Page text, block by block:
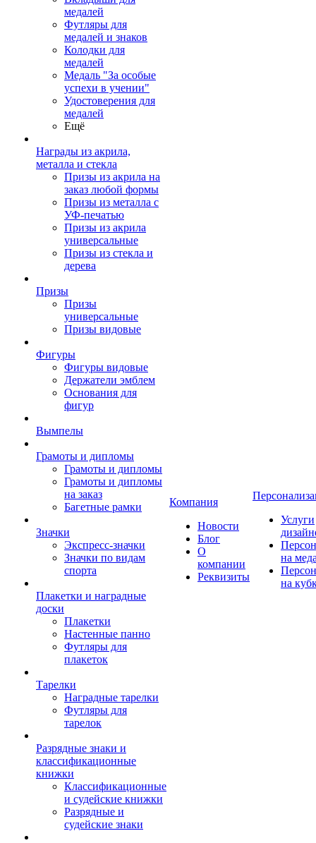
медалей
Футляры для
медалей и знаков
Колодки для
медалей
Медаль "За особые
успехи в учении"
Удостоверения для
медалей
Ещё
Награды из акрила,
металла и стекла
Призы из акрила на
заказ любой формы
Призы из металла с
УФ-печатью
Призы из акрила
универсальные
Призы из стекла и
дерева
Призы
Призы
универсальные
Призы видовые
Фигуры
Фигуры видовые
Держатели эмблем
Основания для
фигур
Вымпелы
Грамоты и дипломы
Грамоты и дипломы
Грамоты и дипломы
на заказ
Багетные рамки
Значки
Экспресс-значки
Значки по видам
спорта
Плакетки и наградные
доски
Плакетки
Настенные панно
Футляры для
плакеток
Тарелки
Наградные тарелки
Футляры для
тарелок
Разрядные знаки и
классификационные
книжки
Классификационные
и судейские книжки
Разрядные и
судейские знаки
Компания
Новости
Блог
О
компании
Реквизиты
Услуги
на
на